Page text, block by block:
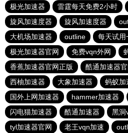
极光加速器
雷霆每天免费2小时
旋风加速度器
旋风加速度器
大机场加速器
outline
每天试用
极光加速器官网
免费vqn外网
香蕉加速器官网正版
酷通加速器
西柚加速器
大象加速器 蚂蚁加
国外上网加速器
hammer加速器
闪电猫加速器
酷通加速器 黑洞
tyl加速器官网
老王vqn加速